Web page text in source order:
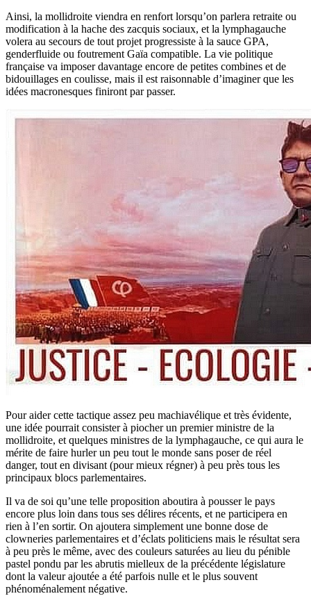
Ainsi, la mollidroite viendra en renfort lorsqu’on parlera retraite ou
modification à la hache des zacquis sociaux, et la lymphagauche
volera au secours de tout projet progressiste à la sauce GPA,
genderfluide ou foutrement Gaïa compatible. La vie politique
française va imposer davantage encore de petites combines et de
bidouillages en coulisse, mais il est raisonnable d’imaginer que les
idées macronesques finiront par passer.
Pour aider cette tactique assez peu machiavélique et très évidente,
une idée pourrait consister à piocher un premier ministre de la
mollidroite, et quelques ministres de la lymphagauche, ce qui aura le
mérite de faire hurler un peu tout le monde sans poser de réel
danger, tout en divisant (pour mieux régner) à peu près tous les
principaux blocs parlementaires.
Il va de soi qu’une telle proposition aboutira à pousser le pays
encore plus loin dans tous ses délires récents, et ne participera en
rien à l’en sortir. On ajoutera simplement une bonne dose de
clowneries parlementaires et d’éclats politiciens mais le résultat sera
à peu près le même, avec des couleurs saturées au lieu du pénible
pastel pondu par les abrutis mielleux de la précédente législature
dont la valeur ajoutée a été parfois nulle et le plus souvent
phénoménalement négative.